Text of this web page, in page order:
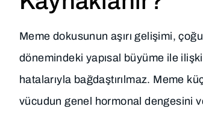
Meme dokusunun aşırı gelişimi,
dönemindeki yapısal büyüme ile
hatalarıyla bağdaştırılmaz. Meme
vücudun genel hormonal dengesini